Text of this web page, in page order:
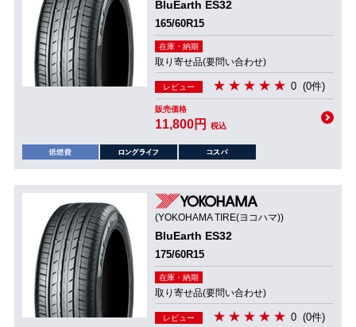
BluEarth ES32
165/60R15
在庫・納期
取り寄せ品(要問い合わせ)
レビュー 0 (0件)
販売価格
11,800円 税込
(YOKOHAMA TIRE(ヨコハマ))
BluEarth ES32
175/60R15
在庫・納期
取り寄せ品(要問い合わせ)
レビュー 0 (0件)